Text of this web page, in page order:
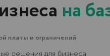
для бизнеса
ваши затраты на связь
поддержка на всех этапах
и ограничений